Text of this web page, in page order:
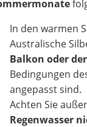
In den warmen
Australische
Balkon oder
Bedingungen
angepasst sind.
Achten Sie
Regenwasser